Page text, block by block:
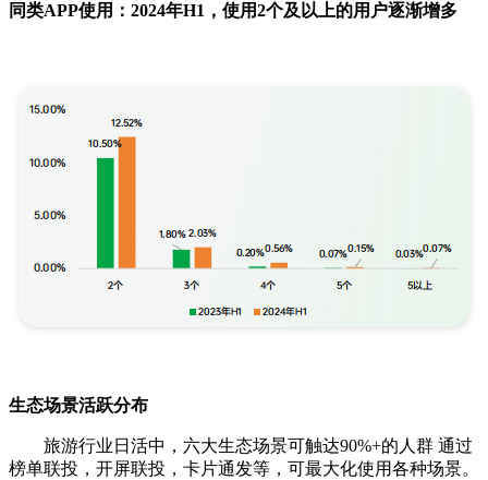
同类APP使用：2024年H1，使用2个及以上的用户逐渐增多
生态场景活跃分布
旅游行业日活中，六大生态场景可触达90%+的人群 通过
榜单联投，开屏联投，卡片通发等，可最大化使用各种场景。